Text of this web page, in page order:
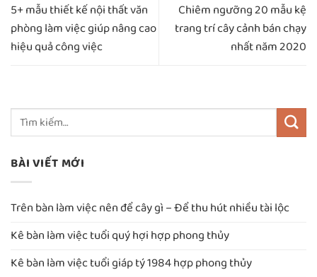
5+ mẫu thiết kế nội thất văn
phòng làm việc giúp nâng cao
hiệu quả công việc
Chiêm ngưỡng 20 mẫu kệ
trang trí cây cảnh bán chạy
nhất năm 2020
BÀI VIẾT MỚI
Trên bàn làm việc nên để cây gì – Để thu hút nhiều tài lộc
Kê bàn làm việc tuổi quý hợi hợp phong thủy
Kê bàn làm việc tuổi giáp tý 1984 hợp phong thủy